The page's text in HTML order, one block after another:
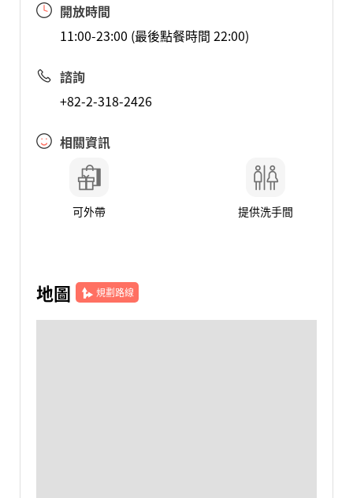
開放時間
11:00-23:00 (最後點餐時間 22:00)
諮詢
+82-2-318-2426
相關資訊
可外帶 提供洗手間
地圖 規劃路線